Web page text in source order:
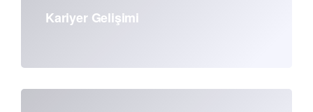
Kariyer Gelişimi